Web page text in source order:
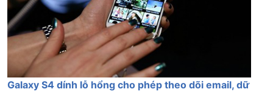
Galaxy S4 dính lỗ hổng cho phép theo dõi email, dữ